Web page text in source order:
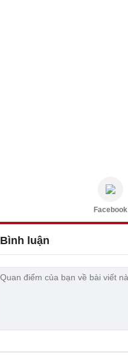
Facebook
Bình luận